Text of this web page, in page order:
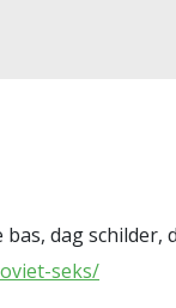
dag schilder,
seks/